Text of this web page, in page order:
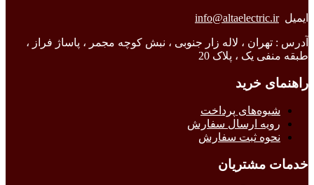
ایمیلinfo@altaelectric.ir
آدرس : تهران ، لاله زار جنوبی ، نبش کوچه مجمر ، پاساژ فراز ،
طبقه منفی یک ، پلاک 20
راهنمای خرید
شیوه‌های پرداخت
رویه ارسال سفارش
نحوه ثبت سفارش
خدمات مشتریان